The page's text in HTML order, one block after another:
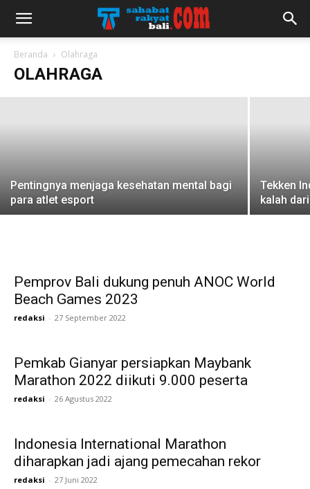
Beranda Olahraga
OLAHRAGA
Laga kadang Piala AFF akhirnya dengan
penonton di stadion
redaksi - 19 Desember 2022
Pentingnya menjaga kesehatan mental bagi
para atlet esport
Tekken
kalah
Pemprov Bali dukung penuh ANOC World
Beach Games 2023
redaksi - 27 September 2022
Pemkab Gianyar persiapkan Maybank
Marathon 2022 diikuti 9.000 peserta
redaksi - 26 Agustus 2022
Indonesia International Marathon
diharapkan jadi ajang pemecahan rekor
redaksi - 27 Juni 2022